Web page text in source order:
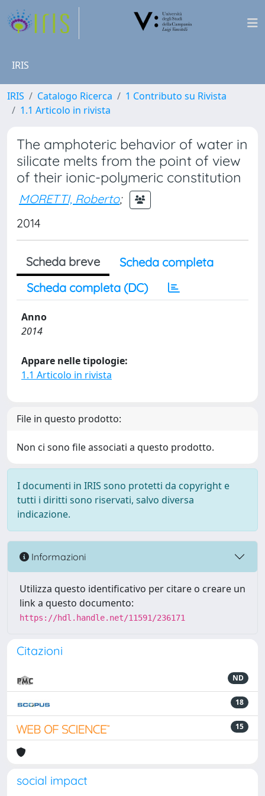
IRIS
IRIS Catalogo Ricerca
1 Contributo su Rivista
1.1 Articolo in rivista
The amphoteric behavior of water in
silicate melts from the point of view
of their ionic-polymeric constitution
MORETTI, Roberto;
2014
Scheda breve
Scheda completa
Scheda completa (DC)
Anno
2014
Appare nelle tipologie:
1.1 Articolo in rivista
File in questo prodotto:
Non ci sono file associati a questo prodotto.
I documenti in IRIS sono protetti da copyright e
tutti i diritti sono riservati, salvo diversa
indicazione.
Informazioni
Utilizza questo identificativo per citare o creare un
link a questo documento:
https://hdl.handle.net/11591/236171
Citazioni
ND
18
15
social impact